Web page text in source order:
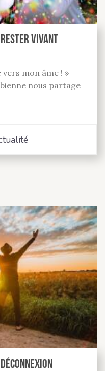
rester Vivant
mon âme ! »
nous partage